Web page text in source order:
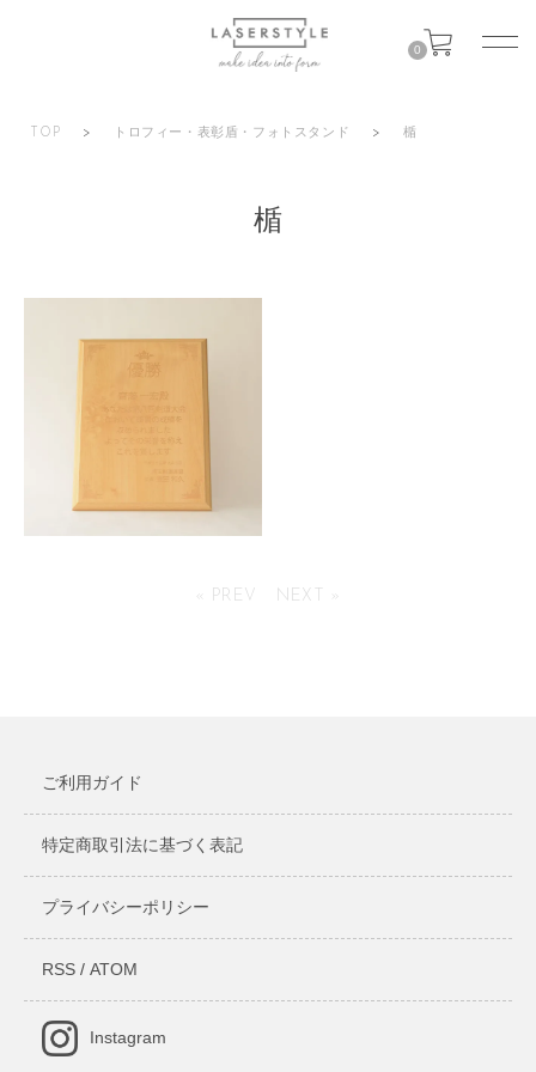
0
TOP > トロフィー・表彰盾・フォトスタンド > 楯
楯
« PREV NEXT »
ご利用ガイド
特定商取引法に基づく表記
プライバシーポリシー
RSS/ ATOM
Instagram